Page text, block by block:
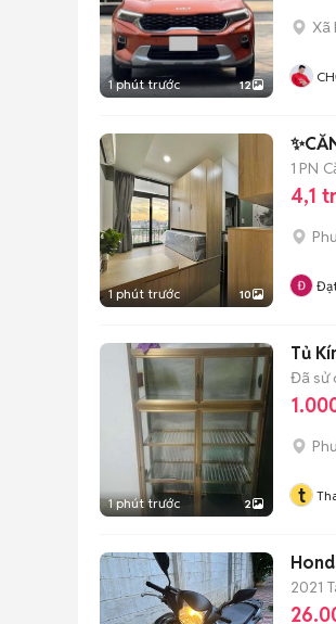
1 phút trước 12
Xã
1 phút trước 10
1 PN
4,1
1 phút trước 2
Tủ
Đã sử
t
2021